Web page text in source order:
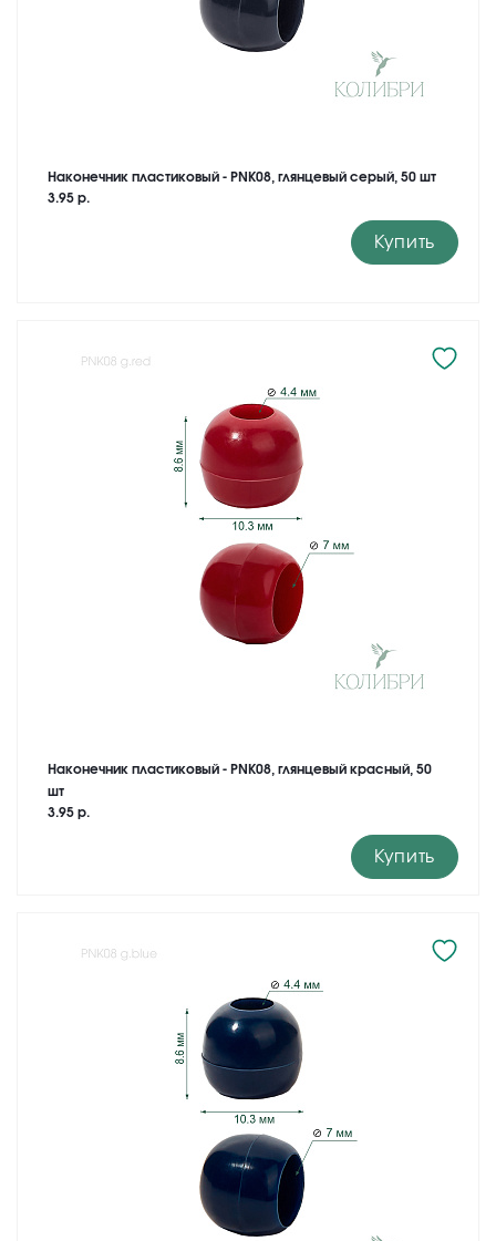
Наконечник пластиковый - PNK08, глянцевый серый, 50 шт
3.95 р.
Купить
Наконечник пластиковый - PNK08, глянцевый красный, 50
шт
3.95 р.
Купить